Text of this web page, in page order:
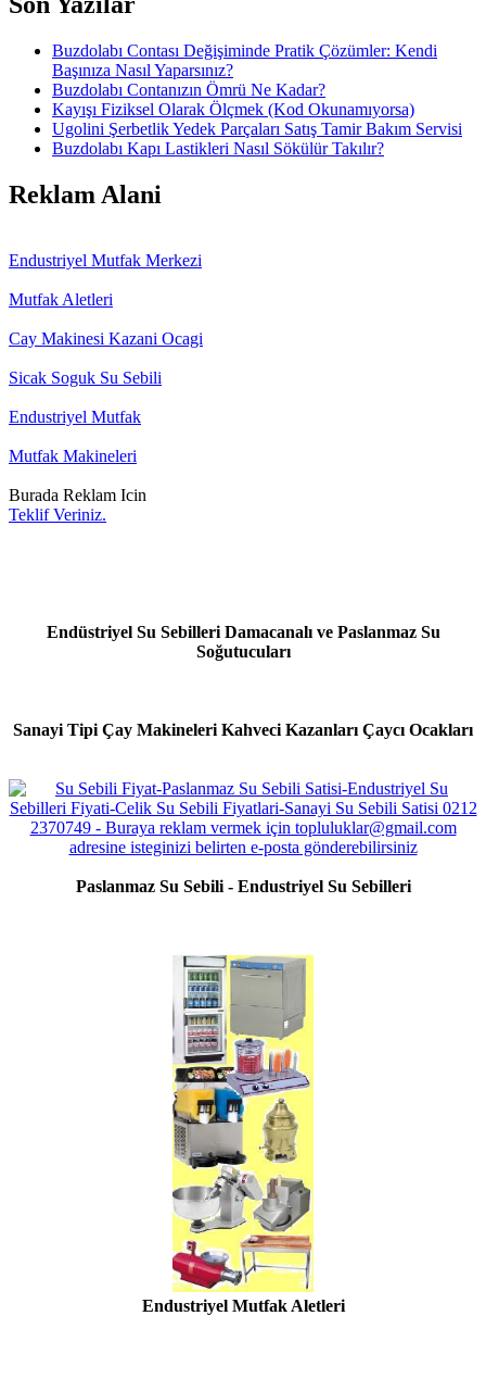
Buzdolabı Contası Değişiminde Pratik Çözümler: Kendi
Başınıza Nasıl Yaparsınız?
Buzdolabı Contanızın Ömrü Ne Kadar?
Kayışı Fiziksel Olarak Ölçmek (Kod Okunamıyorsa)
Ugolini Şerbetlik Yedek Parçaları Satış Tamir Bakım Servisi
Buzdolabı Kapı Lastikleri Nasıl Sökülür Takılır?
Reklam Alani
Endustriyel Mutfak Merkezi
Mutfak Aletleri
Cay Makinesi Kazani Ocagi
Sicak Soguk Su Sebili
Endustriyel Mutfak
Mutfak Makineleri
Burada Reklam Icin
Teklif Veriniz.
Endüstriyel Su Sebilleri Damacanalı ve Paslanmaz Su
Soğutucuları
Sanayi Tipi Çay Makineleri Kahveci Kazanları Çaycı Ocakları
Paslanmaz Su Sebili - Endustriyel Su Sebilleri
Endustriyel Mutfak Aletleri